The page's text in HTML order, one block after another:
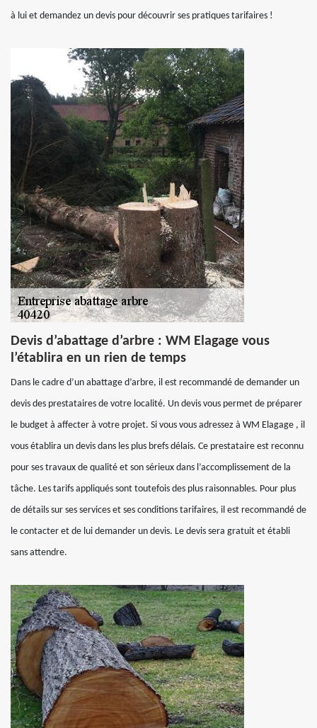
à lui et demandez un devis pour découvrir ses pratiques tarifaires !
Devis d’abattage d’arbre : WM Elagage vous
l’établira en un rien de temps
Dans le cadre d’un abattage d’arbre, il est recommandé de demander un
devis des prestataires de votre localité. Un devis vous permet de préparer
le budget à affecter à votre projet. Si vous vous adressez à WM Elagage , il
vous établira un devis dans les plus brefs délais. Ce prestataire est reconnu
pour ses travaux de qualité et son sérieux dans l’accomplissement de la
tâche. Les tarifs appliqués sont toutefois des plus raisonnables. Pour plus
de détails sur ses services et ses conditions tarifaires, il est recommandé de
le contacter et de lui demander un devis. Le devis sera gratuit et établi
sans attendre.